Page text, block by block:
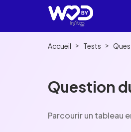
Accueil > Tests >
Question
Parcourir un tableau